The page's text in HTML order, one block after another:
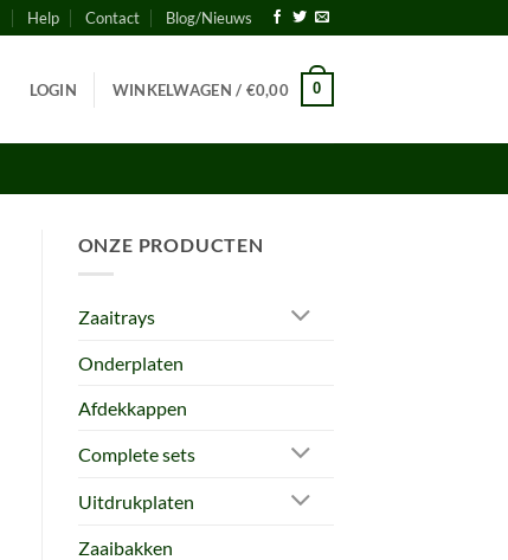
Help Contact Blog/Nieuws
LOGIN WINKELWAGEN / €0,00 0
ONZE PRODUCTEN
Zaaitrays
Onderplaten
Afdekkappen
Complete sets
Uitdrukplaten
Zaaibakken